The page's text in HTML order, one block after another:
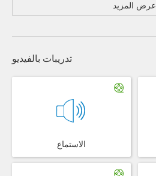
عرض المزيد
تدريبات بالفيديو
الاستماع